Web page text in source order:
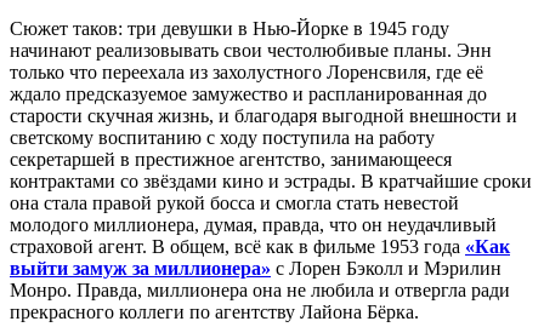
Сюжет таков: три девушки в Нью-Йорке в 1945 году
начинают реализовывать свои честолюбивые планы. Энн
только что переехала из захолустного Лоренсвиля, где её
ждало предсказуемое замужество и распланированная до
старости скучная жизнь, и благодаря выгодной внешности и
светскому воспитанию с ходу поступила на работу
секретаршей в престижное агентство, занимающееся
контрактами со звёздами кино и эстрады. В кратчайшие сроки
она стала правой рукой босса и смогла стать невестой
молодого миллионера, думая, правда, что он неудачливый
страховой агент. В общем, всё как в фильме 1953 года «Как
выйти замуж за миллионера» с Лорен Бэколл и Мэрилин
Монро. Правда, миллионера она не любила и отвергла ради
прекрасного коллеги по агентству Лайона Бёрка.